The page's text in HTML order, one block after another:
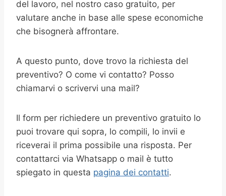
del lavoro, nel nostro caso gratuito, per
valutare anche in base alle spese economiche
che bisognerà affrontare.
A questo punto, dove trovo la richiesta del
preventivo? O come vi contatto? Posso
chiamarvi o scrivervi una mail?
Il form per richiedere un preventivo gratuito lo
puoi trovare qui sopra, lo compili, lo invii e
riceverai il prima possibile una risposta. Per
contattarci via Whatsapp o mail è tutto
spiegato in questa pagina dei contatti.